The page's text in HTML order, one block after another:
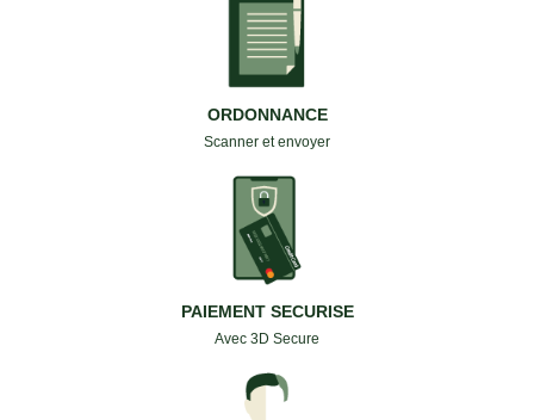
ORDONNANCE
Scanner et envoyer
PAIEMENT SECURISE
Avec 3D Secure